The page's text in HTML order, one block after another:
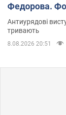
Федорова.
Антиурядові
тривають
8.08.2026 20:51